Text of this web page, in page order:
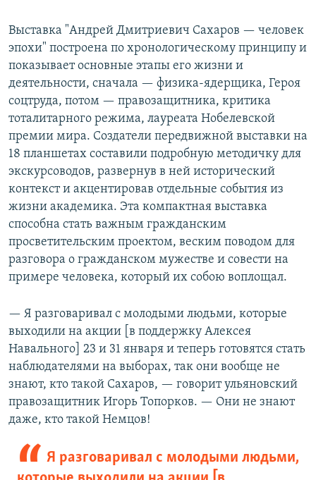
Выставка "Андрей Дмитриевич Сахаров — человек
эпохи" построена по хронологическому принципу и
показывает основные этапы его жизни и
деятельности, сначала — физика-ядерщика, Героя
соцтруда, потом — правозащитника, критика
тоталитарного режима, лауреата Нобелевской
премии мира. Создатели передвижной выставки на
18 планшетах составили подробную методичку для
экскурсоводов, развернув в ней исторический
контекст и акцентировав отдельные события из
жизни академика. Эта компактная выставка
способна стать важным гражданским
просветительским проектом, веским поводом для
разговора о гражданском мужестве и совести на
примере человека, который их собою воплощал.
— Я разговаривал с молодыми людьми, которые
выходили на акции [в поддержку Алексея
Навального] 23 и 31 января и теперь готовятся стать
наблюдателями на выборах, так они вообще не
знают, кто такой Cахаров, — говорит ульяновский
правозащитник Игорь Топорков. — Они не знают
даже, кто такой Немцов!
Я разговаривал с молодыми людьми,